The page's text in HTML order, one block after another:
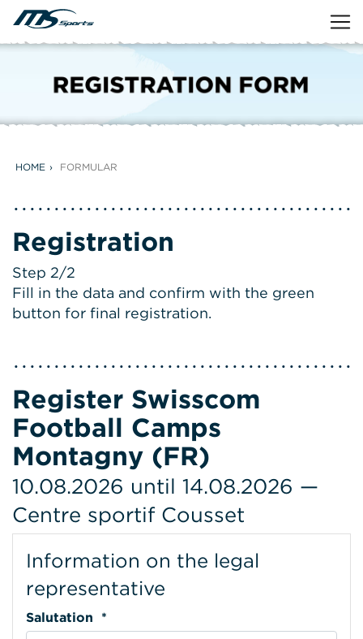
HOME FORMULAR
Registration
Step 2/2
Fill in the data and confirm with the green
button for final registration.
Register Swisscom
Football Camps
Montagny (FR)
10.08.2026 until 14.08.2026 —
Centre sportif Cousset
Information on the legal
representative
Salutation *